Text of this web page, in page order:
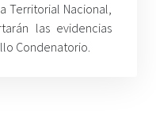
Territorial Nacional,
las evidencias
Condenatorio.